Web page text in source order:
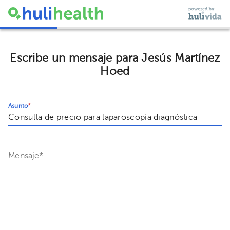
Escribe un mensaje para Jesús Martínez
Hoed
Asunto*
Mensaje*